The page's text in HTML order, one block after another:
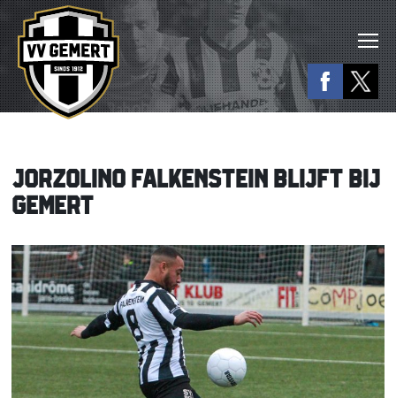
JORZOLINO FALKENSTEIN BLIJFT BIJ
GEMERT